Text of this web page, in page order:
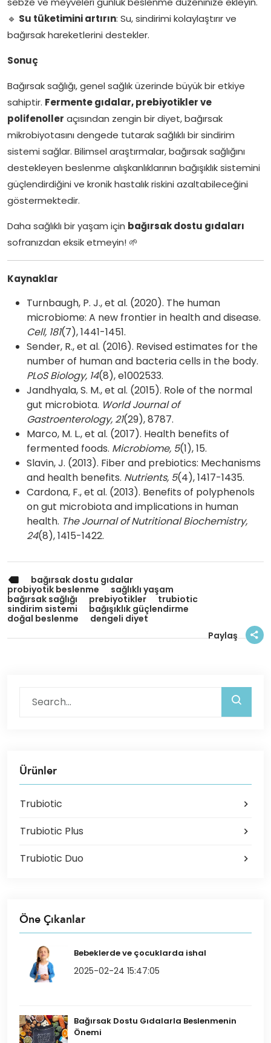
🔹 Su tüketimini artırın: Su, sindirimi kolaylaştırır ve
bağırsak hareketlerini destekler.
Sonuç
Bağırsak sağlığı, genel sağlık üzerinde büyük bir etkiye
sahiptir. Fermente gıdalar, prebiyotikler ve
polifenoller açısından zengin bir diyet, bağırsak
mikrobiyotasını dengede tutarak sağlıklı bir sindirim
sistemi sağlar. Bilimsel araştırmalar, bağırsak sağlığını
destekleyen beslenme alışkanlıklarının bağışıklık sistemini
güçlendirdiğini ve kronik hastalık riskini azaltabileceğini
göstermektedir.
Daha sağlıklı bir yaşam için bağırsak dostu gıdaları
sofranızdan eksik etmeyin! 🌱
Kaynaklar
Turnbaugh, P. J., et al. (2020). The human
microbiome: A new frontier in health and disease.
Cell, 181(7), 1441-1451.
Sender, R., et al. (2016). Revised estimates for the
number of human and bacteria cells in the body.
PLoS Biology, 14(8), e1002533.
Jandhyala, S. M., et al. (2015). Role of the normal
gut microbiota. World Journal of
Gastroenterology, 21(29), 8787.
Marco, M. L., et al. (2017). Health benefits of
fermented foods. Microbiome, 5(1), 15.
Slavin, J. (2013). Fiber and prebiotics: Mechanisms
and health benefits. Nutrients, 5(4), 1417-1435.
Cardona, F., et al. (2013). Benefits of polyphenols
on gut microbiota and implications in human
health. The Journal of Nutritional Biochemistry,
24(8), 1415-1422.
bağırsak dostu gıdalar
probiyotik beslenme
sağlıklı yaşam
bağırsak sağlığı
prebiyotikler
trubiotic
sindirim sistemi
bağışıklık güçlendirme
doğal beslenme
dengeli diyet
Paylaş
Ürünler
Trubiotic
Trubiotic Plus
Trubiotic Duo
Öne Çıkanlar
Bebeklerde ve çocuklarda ishal
2025-02-24 15:47:05
Bağırsak Dostu Gıdalarla Beslenmenin
Önemi